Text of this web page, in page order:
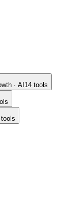
· AI 14 tools
tools